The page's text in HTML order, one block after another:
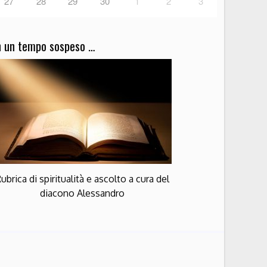
un tempo sospeso …
di spiritualità e ascolto a cura del
diacono Alessandro